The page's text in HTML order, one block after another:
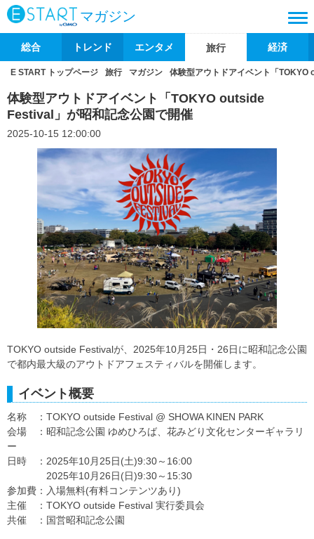
マガジン
総合 トレンド エンタメ 旅行 経済
E START トップページ 旅行 マガジン 体験型アウトドアイベント「
体験型アウトドアイベント「TOKYO outside
Festival」が昭和記念公園で開催
2025-10-15 12:00:00
TOKYO outside Festivalが、2025年10月25日・26日に昭和記念公園
で都内最大級のアウトドアフェスティバルを開催します。
イベント概要
名称 ：TOKYO outside Festival @ SHOWA KINEN PARK
会場 ：昭和記念公園 ゆめひろば、花みどり文化センターギャラリ
ー
日時 ：2025年10月25日(土)9:30～16:00
2025年10月26日(日)9:30～15:30
参加費：入場無料(有料コンテンツあり)
主催 ：TOKYO outside Festival 実行委員会
共催 ：国営昭和記念公園